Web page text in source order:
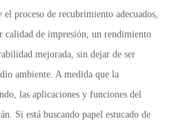
proceso de recubrimiento adecuados,
calidad de impresión, un rendimiento
mejorada, sin dejar de ser
ambiente. A medida que la
las aplicaciones y funciones del
Si está buscando papel estucado de